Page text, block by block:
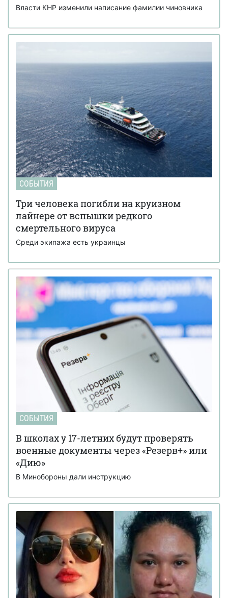
Власти КНР изменили написание фамилии чиновника
СОБЫТИЯ
Три человека погибли на круизном
лайнере от вспышки редкого
смертельного вируса
Среди экипажа есть украинцы
СОБЫТИЯ
В школах у 17-летних будут проверять
военные документы через «Резерв+» или
«Дию»
В Минобороны дали инструкцию